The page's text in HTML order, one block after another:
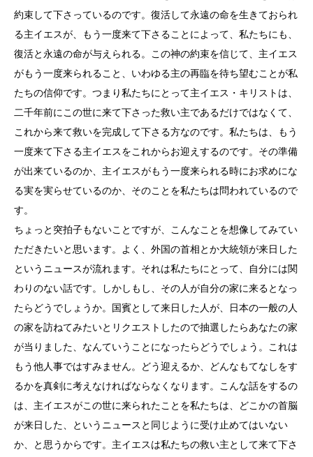
約束して下さっているのです。復活して永遠の命を生きておられ
る主イエスが、もう一度来て下さることによって、私たちにも、
復活と永遠の命が与えられる。この神の約束を信じて、主イエス
がもう一度来られること、いわゆる主の再臨を待ち望むことが私
たちの信仰です。つまり私たちにとって主イエス・キリストは、
二千年前にこの世に来て下さった救い主であるだけではなくて、
これから来て救いを完成して下さる方なのです。私たちは、もう
一度来て下さる主イエスをこれからお迎えするのです。その準備
が出来ているのか、主イエスがもう一度来られる時にお求めにな
る実を実らせているのか、そのことを私たちは問われているので
す。
ちょっと突拍子もないことですが、こんなことを想像してみてい
ただきたいと思います。よく、外国の首相とか大統領が来日した
というニュースが流れます。それは私たちにとって、自分には関
わりのない話です。しかしもし、その人が自分の家に来るとなっ
たらどうでしょうか。国賓として来日した人が、日本の一般の人
の家を訪ねてみたいとリクエストしたので抽選したらあなたの家
が当りました、なんていうことになったらどうでしょう。これは
もう他人事ではすみません。どう迎えるか、どんなもてなしをす
るかを真剣に考えなければならなくなります。こんな話をするの
は、主イエスがこの世に来られたことを私たちは、どこかの首脳
が来日した、というニュースと同じように受け止めてはいない
か、と思うからです。主イエスは私たちの救い主として来て下さ